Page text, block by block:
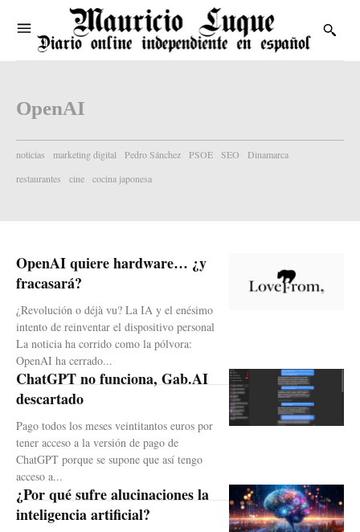
OpenAI
noticias marketing digital Pedro Sánchez PSOE SEO
Dinamarca
restaurantes
cine cocina japonesa
OpenAI quiere hardware… ¿y
fracasará?
¿Revolución o déjà vu? La IA y el enésimo
intento de reinventar el dispositivo personal
La noticia ha corrido como la pólvora:
OpenAI ha cerrado...
ChatGPT no funciona, Gab.AI
descartado
Pago todos los meses veintitantos euros por
tener acceso a la versión de pago de
ChatGPT porque se supone que así tengo
acceso a...
¿Por qué sufre alucinaciones la
inteligencia artificial?